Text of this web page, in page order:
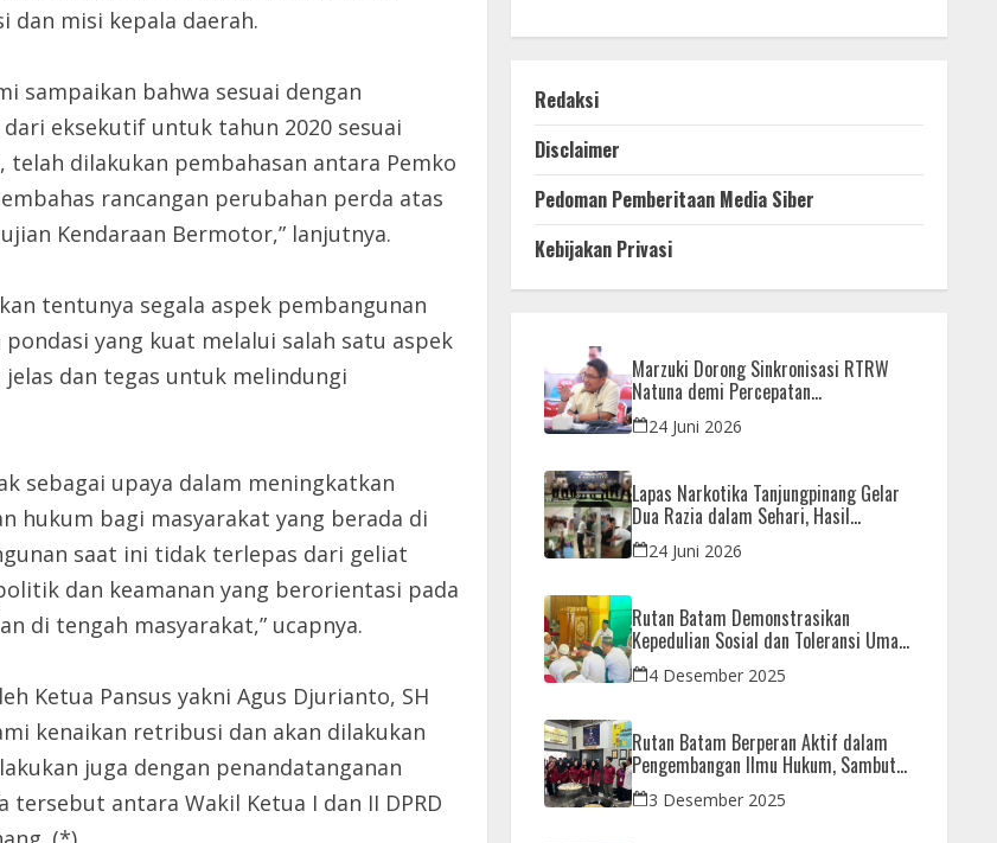
dan misi kepala daerah.
sampaikan bahwa sesuai dengan
eksekutif untuk tahun 2020 sesuai
dilakukan pembahasan antara Pemko
rancangan perubahan perda atas
Kendaraan Bermotor,” lanjutnya.
tentunya segala aspek pembangunan
yang kuat melalui salah satu aspek
dan tegas untuk melindungi
sebagai upaya dalam meningkatkan
hukum bagi masyarakat yang berada di
saat ini tidak terlepas dari geliat
dan keamanan yang berorientasi pada
di tengah masyarakat,” ucapnya.
Ketua Pansus yakni Agus Djurianto, SH
kenaikan retribusi dan akan dilakukan
juga dengan penandatanganan
antara Wakil Ketua I dan II DPRD
Redaksi
Disclaimer
Pedoman Pemberitaan Media Siber
Kebijakan Privasi
Marzuki Dorong Sinkronisasi RTRW
Natuna demi Percepatan
Pembangunan Strategis Daerah
24 Juni 2026
Lapas Narkotika Tanjungpinang Gelar
Dua Razia dalam Sehari, Hasil
Pemeriksaan Nihil Barang Terlarang
24 Juni 2026
Rutan Batam Demonstrasikan
Kepedulian Sosial dan Toleransi Umat
Beragama Melalui Doa Bersama
Korban Bencana
4 Desember 2025
Rutan Batam Berperan Aktif dalam
Pengembangan Ilmu Hukum, Sambut
Kunjungan Observasi Mahasiswa UIB
3 Desember 2025